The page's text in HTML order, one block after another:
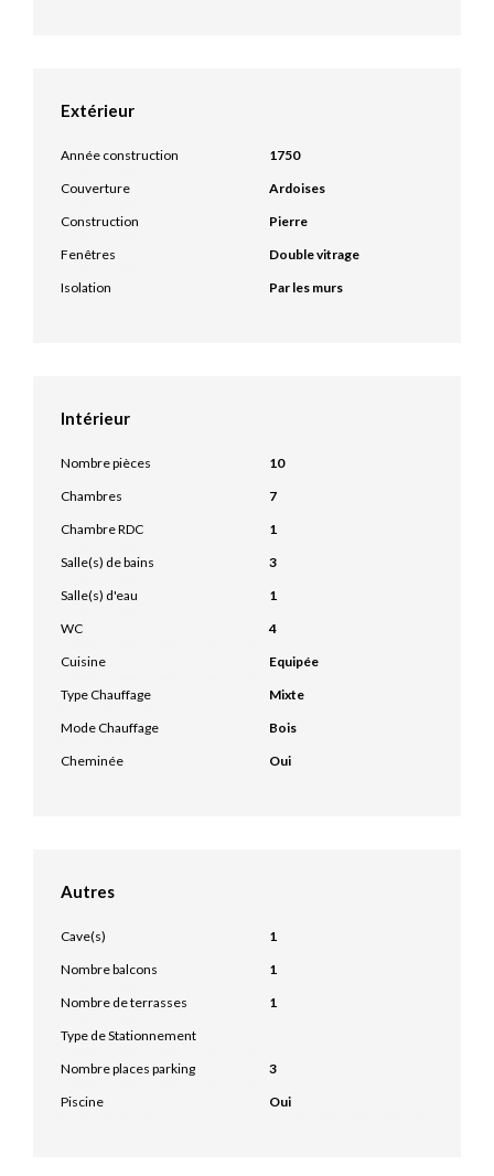
Extérieur
Année construction
1750
Couverture
Ardoises
Construction
Pierre
Fenêtres
Double vitrage
Isolation
Par les murs
Intérieur
Nombre pièces
10
Chambres
7
Chambre RDC
1
Salle(s) de bains
3
Salle(s) d'eau
1
WC
4
Cuisine
Equipée
Type Chauffage
Mixte
Mode Chauffage
Bois
Cheminée
Oui
Autres
Cave(s)
1
Nombre balcons
1
Nombre de terrasses
1
Type de Stationnement
Nombre places parking
3
Piscine
Oui